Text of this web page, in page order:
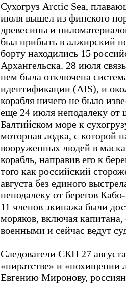
Сухогруз Arctic Sea,
июля вышел из финского
древесины и
был прибыть в алжирский
борту находились 15
Архангельска. 28 июля
нем была отключена
идентификации (AIS), и
корабля ничего не было
еще 24 июля неподалеку от
Балтийском море к
моторная лодка, с которой
вооруженных людей в
корабль, направив его к
того как российский
августа без единого
неподалеку от берегов
11 членов экипажа были
моряков, включая капитана,
военными и сейчас ведут
Следователи СКП 27
«пиратстве» и
Евгению Миронову,